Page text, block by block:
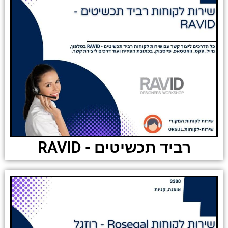
רביד תכשיטים - RAVID